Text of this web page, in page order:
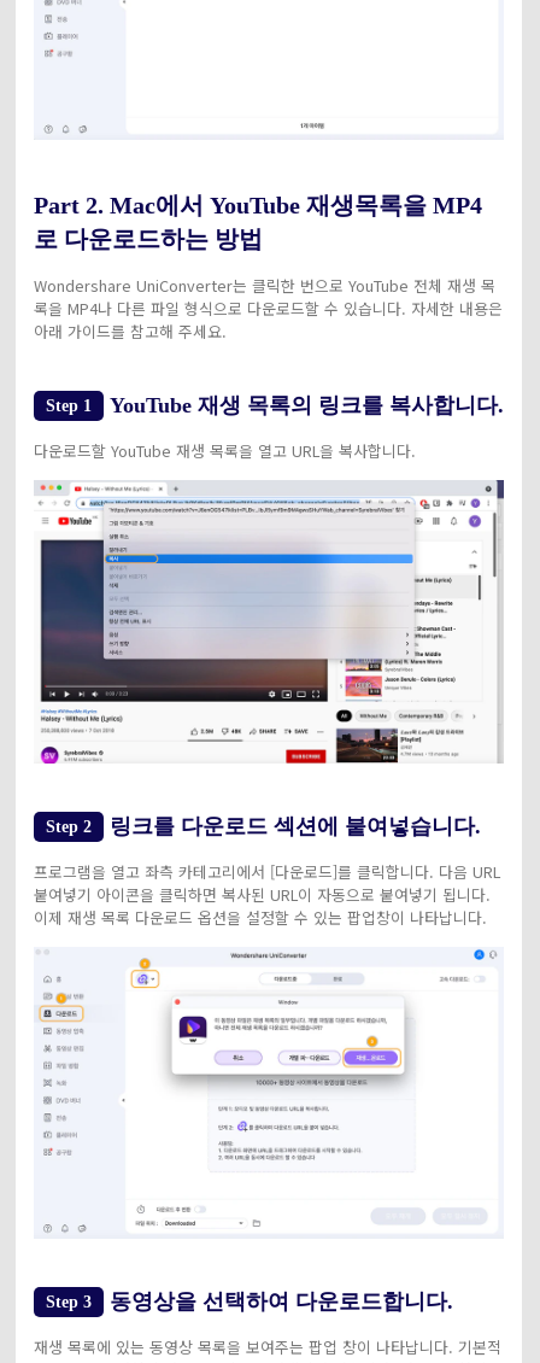
Part 2. Mac에서 YouTube 재생목록을 MP4
로 다운로드하는 방법
Wondershare UniConverter는 클릭한 번으로 YouTube 전체 재생 목
록을 MP4나 다른 파일 형식으로 다운로드할 수 있습니다. 자세한 내용은
아래 가이드를 참고해 주세요.
Step 1 YouTube 재생 목록의 링크를 복사합니다.
다운로드할 YouTube 재생 목록을 열고 URL을 복사합니다.
Step 2 링크를 다운로드 섹션에 붙여넣습니다.
프로그램을 열고 좌측 카테고리에서 [다운로드]를 클릭합니다. 다음 URL
붙여넣기 아이콘을 클릭하면 복사된 URL이 자동으로 붙여넣기 됩니다.
이제 재생 목록 다운로드 옵션을 설정할 수 있는 팝업창이 나타납니다.
Step 3 동영상을 선택하여 다운로드합니다.
재생 목록에 있는 동영상 목록을 보여주는 팝업 창이 나타납니다. 기본적